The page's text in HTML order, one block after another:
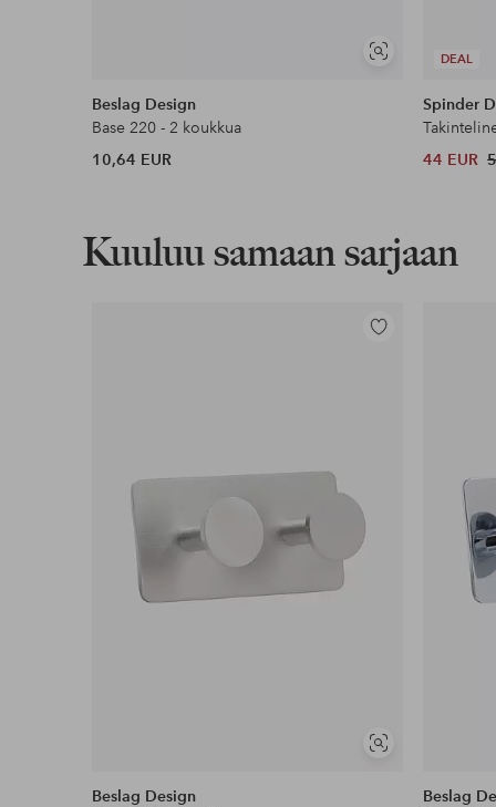
Näytä
Beslag Design
Base 220 - 2 koukkua
10,64 EUR
DEAL
Spinder
44 EUR
Kuuluu samaan sarjaan
Näytä
Lisää
Beslag Design
Beslag